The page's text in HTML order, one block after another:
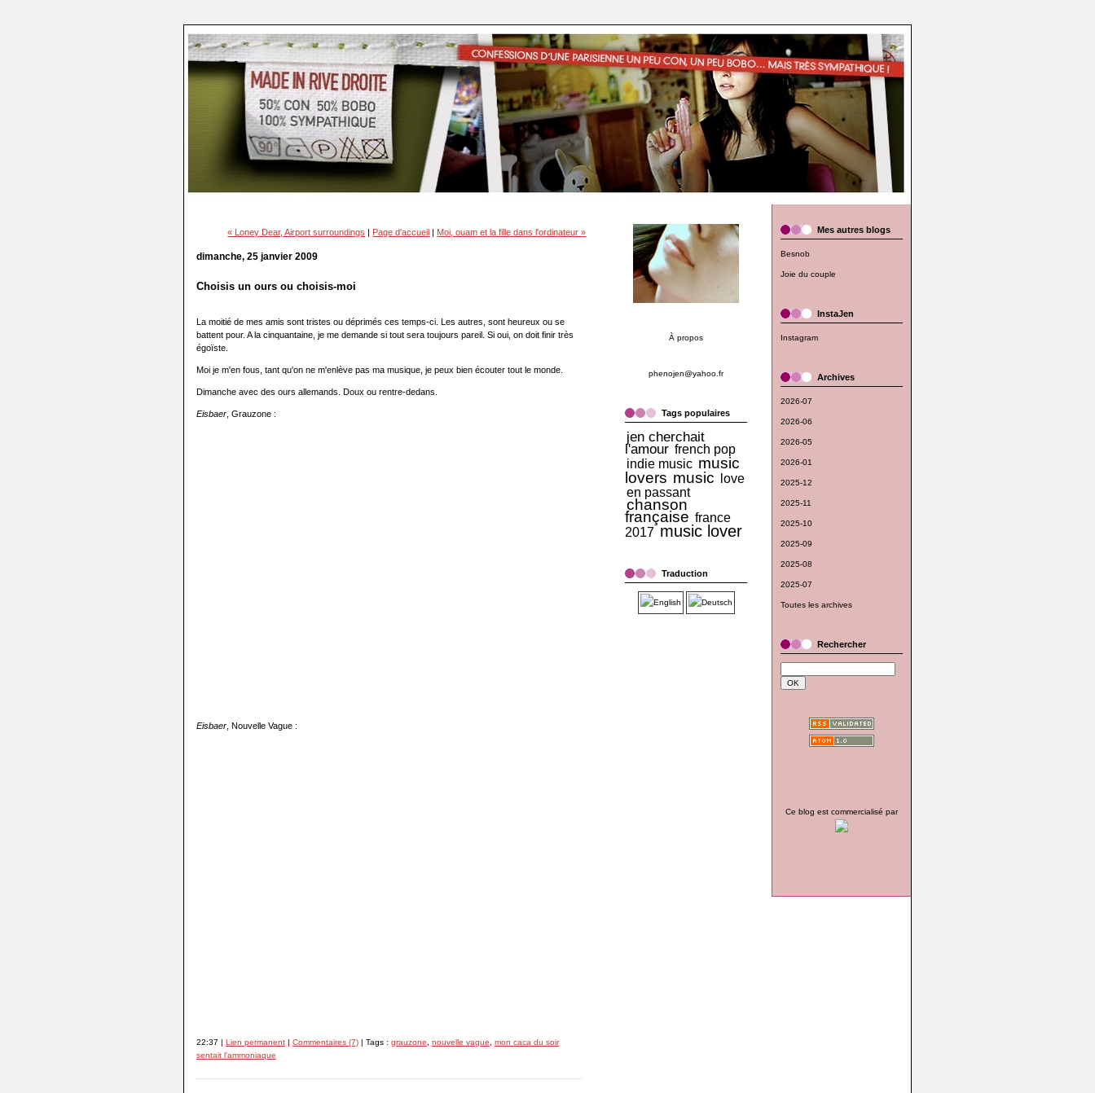
« Loney Dear, Airport surroundings | Page d'accueil | Moi, ouam et la fille dans l'ordinateur »
dimanche, 25 janvier 2009
Choisis un ours ou choisis-moi
La moitié de mes amis sont tristes ou déprimés ces temps-ci. Les autres, sont heureux ou se
battent pour. A la cinquantaine, je me demande si tout sera toujours pareil. Si oui, on doit finir très
égoïste.
Moi je m'en fous, tant qu'on ne m'enlève pas ma musique, je peux bien écouter tout le monde.
Dimanche avec des ours allemands. Doux ou rentre-dedans.
Eisbaer , Grauzone :
Eisbaer , Nouvelle Vague :
22:37 | Lien permanent | Commentaires (7) | Tags : grauzone nouvelle vague
mon caca du soir
sentait l'ammoniaque
À propos
phenojen@yahoo.fr
Tags populaires
jen cherchait
l'amour french pop
indie music music
lovers music
love
en passant
chanson
française france
2017 music lover
Traduction
Mes autres blogs
Besnob
Joie du couple
InstaJen
Instagram
Archives
2026-07
2026-06
2026-05
2026-01
2025-12
2025-11
2025-10
2025-09
2025-08
2025-07
Toutes les archives
Rechercher
Ce blog est commercialisé par